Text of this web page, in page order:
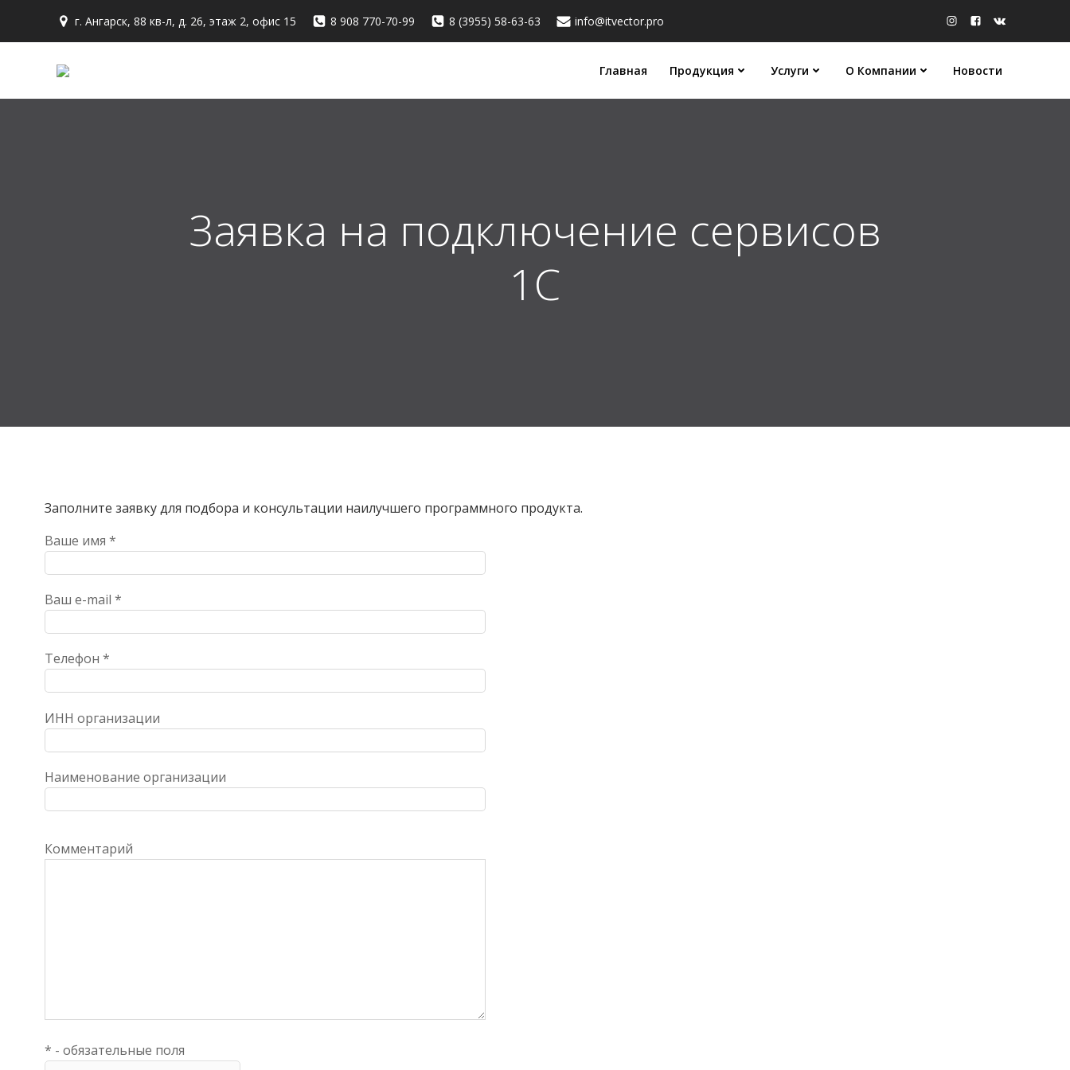
содержимому
г. Ангарск, 88 кв-л, д. 26, этаж 2, офис 15 8 908 770-70-99 8 (3955) 58-63-63 info@itvector.pro
Главная Продукция Услуги О Компании Новости
Заявка на подключение сервисов
1С
Заполните заявку для подбора и консультации наилучшего программного продукта.
Ваше имя *
Ваш e-mail *
Телефон *
ИНН организации
Наименование организации
Комментарий
* - обязательные поля